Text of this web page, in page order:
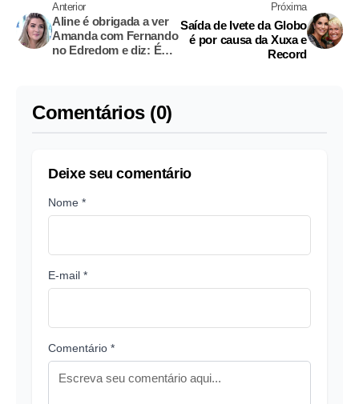
Anterior
Aline é obrigada a ver
Amanda com Fernando
no Edredom e diz: É
Próxima
Saída de Ivete da Globo
é por causa da Xuxa e
Record
Comentários (0)
Deixe seu comentário
Nome *
E-mail *
Comentário *